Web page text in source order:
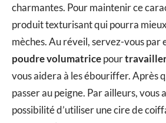
charmantes. Pour maintenir ce
produit texturisant qui pourra
mèches. Au réveil, servez-vous par
poudre volumatricepour
vous aidera à les ébouriffer. Après
passer au peigne. Par ailleurs, vous
possibilité d’utiliser une cire de